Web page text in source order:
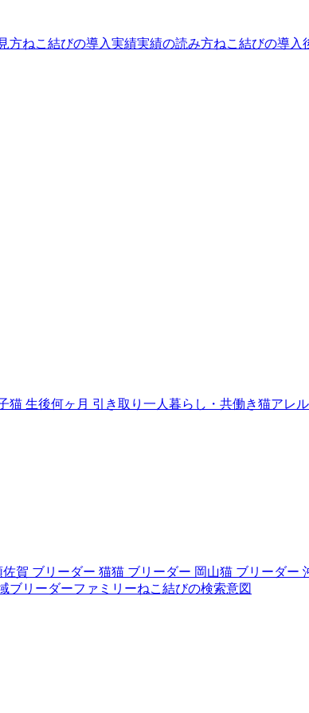
方ねこ結びの導入実績実績の読み方ねこ結びの導入
猫 生後何ヶ月 引き取り 一人暮らし・共働き猫アレ
佐賀 ブリーダー 猫猫 ブリーダー 岡山猫 ブリーダー
ブリーダーファミリーねこ結びの検索意図